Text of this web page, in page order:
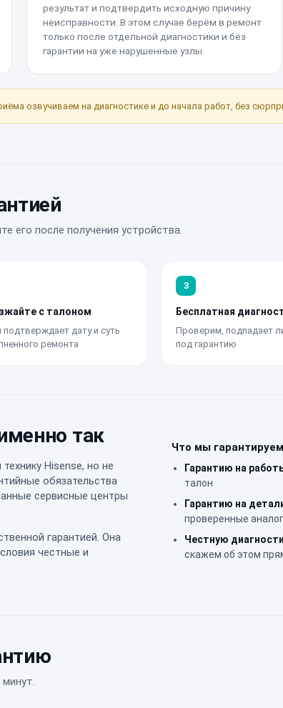
результат и подтвердить исходную причину
неисправности. В этом случае берём в ремонт
только после отдельной диагностики и без
гарантии на уже нарушенные узлы.
озвучиваем на диагностике и до начала работ, без
его после получения устройства.
с талоном
подтверждает дату и суть
ремонта
3
Бесплатная
Проверим, подпадает
под гарантию
так
Hisense, но не
обязательства
сервисные центры
гарантией. Она
честные и
Что мы гарантируем
Гарантию на
талон
Гарантию на
проверенные
Честную
скажем об этом